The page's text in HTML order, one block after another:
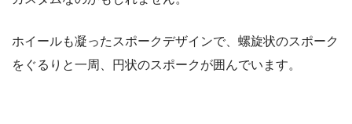
ホイールも凝ったスポークデザインで、螺旋状のスポーク
をぐるりと一周、円状のスポークが囲んでいます。